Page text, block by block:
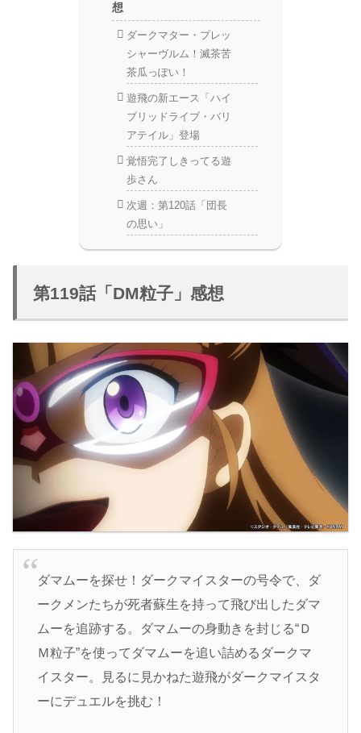
想
ダークマター・プレッ
シャーヴルム！滅茶苦
茶瓜っぽい！
遊飛の新エース「ハイ
ブリッドライブ・バリ
アテイル」登場
覚悟完了しきってる遊
歩さん
次週：第120話「団長
の思い」
第119話「DM粒子」感想
ダマムーを探せ！ダークマイスターの号令で、ダ
ークメンたちが死者蘇生を持って飛び出したダマ
ムーを追跡する。ダマムーの身動きを封じる“Ｄ
Ｍ粒子”を使ってダマムーを追い詰めるダークマ
イスター。見るに見かねた遊飛がダークマイスタ
ーにデュエルを挑む！